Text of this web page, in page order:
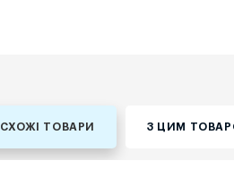
СХОЖІ ТОВАРИ З ЦИМ